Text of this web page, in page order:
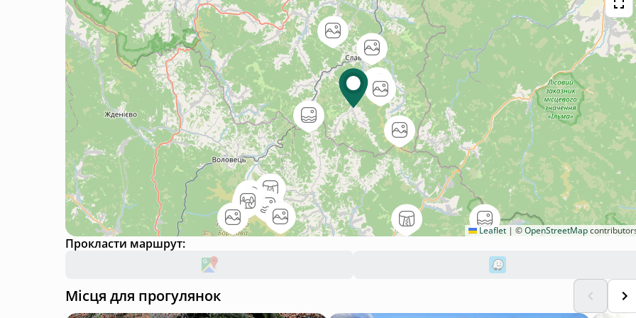
Leaflet | ©OpenStreetMap
Прокласти маршрут:
Місця для прогулянок